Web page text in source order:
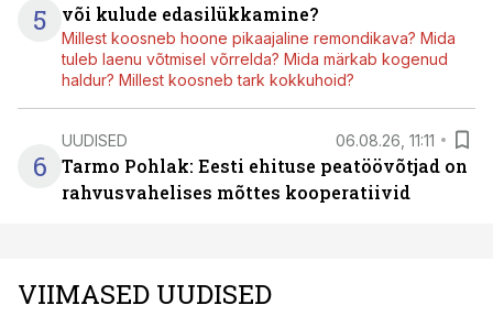
5
või kulude edasilükkamine?
Millest koosneb hoone pikaajaline remondikava? Mida
tuleb laenu võtmisel võrrelda? Mida märkab kogenud
haldur? Millest koosneb tark kokkuhoid?
6
UUDISED 06.08.26, 11:11
Tarmo Pohlak: Eesti ehituse peatöövõtjad on
rahvusvahelises mõttes kooperatiivid
VIIMASED UUDISED